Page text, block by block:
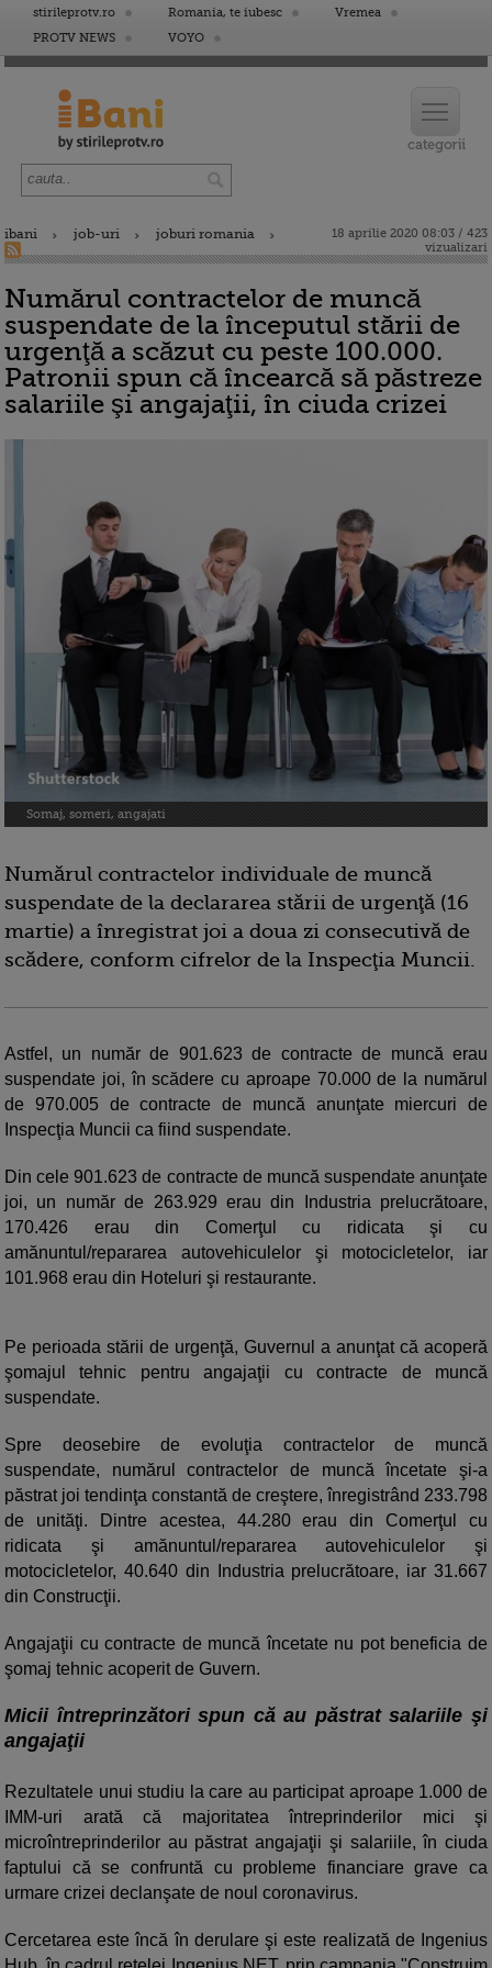
stirileprotv.ro Romania, te iubesc
Vremea
PROTV NEWS
VOYO
ibani job-uri joburi romania
18 aprilie 2020 08:03 / 423
vizualizari
Numărul contractelor de muncă
suspendate de la începutul stării de
urgenţă a scăzut cu peste 100.000.
Patronii spun că încearcă să păstreze
salariile şi angajaţii, în ciuda crizei
Somaj, someri, angajati
Numărul contractelor individuale de muncă
suspendate de la declararea stării de urgenţă (16
martie) a înregistrat joi a doua zi consecutivă de
scădere, conform cifrelor de la Inspecţia Muncii.
Astfel, un număr de 901.623 de contracte de muncă erau
suspendate joi, în scădere cu aproape 70.000 de la numărul
de 970.005 de contracte de muncă anunţate miercuri de
Inspecţia Muncii ca fiind suspendate.
Din cele 901.623 de contracte de muncă suspendate anunţate
joi, un număr de 263.929 erau din Industria prelucrătoare,
170.426 erau din Comerţul cu ridicata şi cu
amănuntul/repararea autovehiculelor şi motocicletelor, iar
101.968 erau din Hoteluri şi restaurante.
Pe perioada stării de urgenţă, Guvernul a anunţat că acoperă
şomajul tehnic pentru angajaţii cu contracte de muncă
suspendate.
Spre deosebire de evoluţia contractelor de muncă
suspendate, numărul contractelor de muncă încetate şi-a
păstrat joi tendinţa constantă de creştere, înregistrând 233.798
de unităţi. Dintre acestea, 44.280 erau din Comerţul cu
ridicata şi amănuntul/repararea autovehiculelor şi
motocicletelor, 40.640 din Industria prelucrătoare, iar 31.667
din Construcţii.
Angajaţii cu contracte de muncă încetate nu pot beneficia de
şomaj tehnic acoperit de Guvern.
Micii întreprinzători spun că au păstrat salariile şi
angajaţii
Rezultatele unui studiu la care au participat aproape 1.000 de
IMM-uri arată că majoritatea întreprinderilor mici şi
microîntreprinderilor au păstrat angajaţii şi salariile, în ciuda
faptului că se confruntă cu probleme financiare grave ca
urmare crizei declanşate de noul coronavirus.
Cercetarea este încă în derulare şi este realizată de Ingenius